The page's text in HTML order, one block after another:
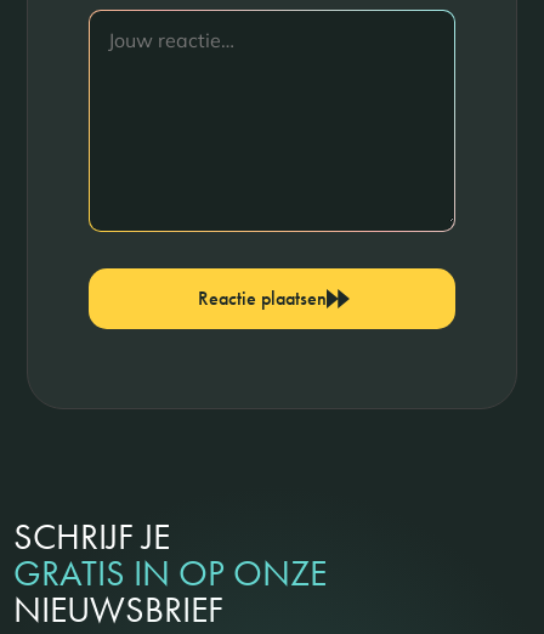
Reactie plaatsen
SCHRIJF JE
GRATIS IN OP ONZE
NIEUWSBRIEF